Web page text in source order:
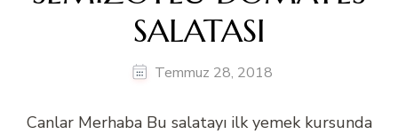
SALATASI
Temmuz 28, 2018
Canlar Merhaba Bu salatayı ilk yemek kursunda